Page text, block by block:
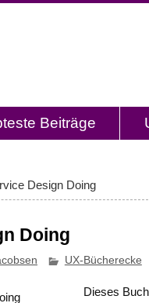
mit
Beiträge
Design Doing
Doing
UX-Bücherecke
Dieses